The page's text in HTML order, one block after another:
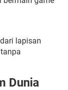
dari lapisan
tanpa
Dunia